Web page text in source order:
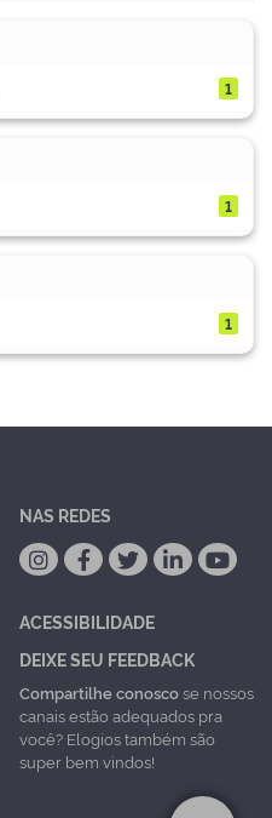
1
1
1
NAS REDES
ACESSIBILIDADE
DEIXE SEU FEEDBACK
Compartilhe conoscose nossos
canais estão adequados pra
você? Elogios também são
super bem vindos!